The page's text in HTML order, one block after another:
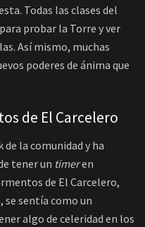
Todas las clases del
probar la Torre y ver
Así mismo, muchas
poderes de ánima que
de El Carcelero
la comunidad y ha
tener un timeren
de El Carcelero,
se sentía como un
algo de celeridad en los